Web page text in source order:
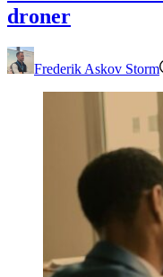
droner
Frederik Askov Storm